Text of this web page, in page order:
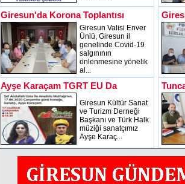
Giresun'da Korona Toplantısı
Giresun Valisi Enver
Ünlü, Giresun il
genelinde Covid-19
salgınının
önlenmesine yönelik
al...
Ayşe Karaçam TGRT EU Da
Giresun Kültür Sanat
ve Turizm Derneği
Başkanı ve Türk Halk
müziği sanatçımız
Ayşe Karaç...